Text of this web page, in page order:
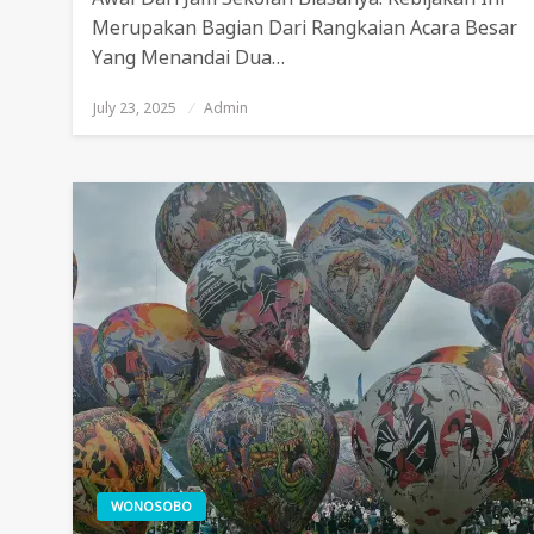
Merupakan Bagian Dari Rangkaian Acara Besar
Yang Menandai Dua…
Posted
On
July 23, 2025 Admin
WONOSOBO